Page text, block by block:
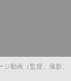
動画（監督、撮影、